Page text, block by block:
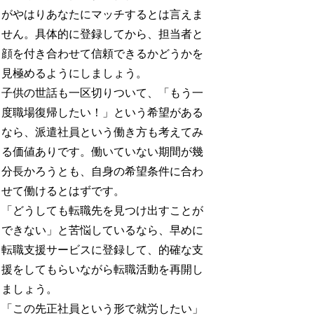
がやはりあなたにマッチするとは言えま
せん。具体的に登録してから、担当者と
顔を付き合わせて信頼できるかどうかを
見極めるようにしましょう。
子供の世話も一区切りついて、「もう一
度職場復帰したい！」という希望がある
なら、派遣社員という働き方も考えてみ
る価値ありです。働いていない期間が幾
分長かろうとも、自身の希望条件に合わ
せて働けるとはずです。
「どうしても転職先を見つけ出すことが
できない」と苦悩しているなら、早めに
転職支援サービスに登録して、的確な支
援をしてもらいながら転職活動を再開し
ましょう。
「この先正社員という形で就労したい」